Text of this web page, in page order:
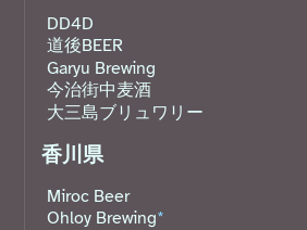
DD4D
道後BEER
Garyu Brewing
今治街中麦酒
大三島ブリュワリー
香川県
Miroc Beer
Ohloy Brewing*